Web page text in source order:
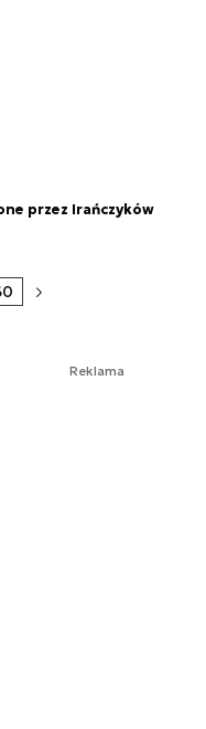
przez Irańczyków
Reklama